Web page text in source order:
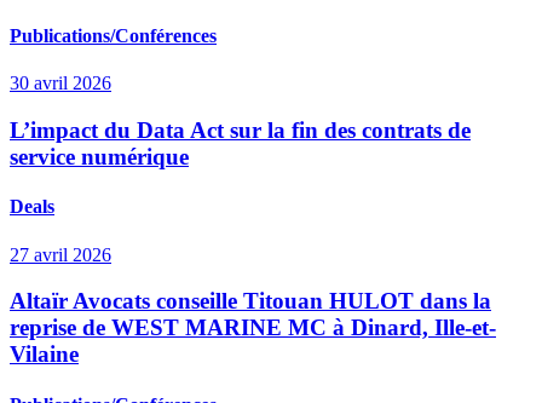
Publications/Conférences
30 avril 2026
L’impact du Data Act sur la fin des contrats de
service numérique
Deals
27 avril 2026
Altaïr Avocats conseille Titouan HULOT dans la
reprise de WEST MARINE MC à Dinard, Ille-et-
Vilaine